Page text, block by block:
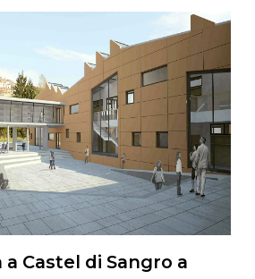
Castel di Sangro a